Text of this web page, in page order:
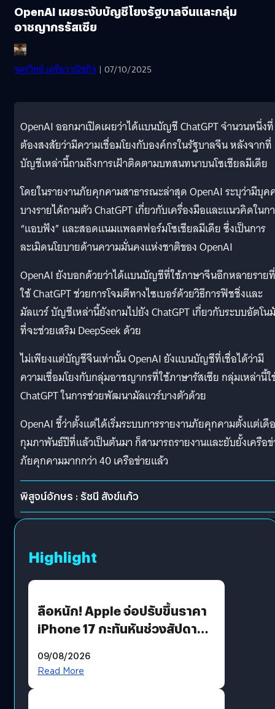
OpenAI เผยระงับบัญชีโยงรัฐบาลจีนและกลุ่ม
อาชญากรรัสเซีย
จตุรวิทย์ เครือวาณิชกิจ | 07/10/2025
OpenAI ออกมาเปิดเผยว่าได้แบนบัญชี ChatGPT จำนวนหนึ่งที่
ต้องสงสัยว่ามีความเชื่อมโยงกับองค์กรในรัฐบาลจีน หลังจากที่
บัญชีเหล่านี้ถามถึงการเฝ้าติดตามบทสนทนาบนโซเชียลมีเดีย
โดยในรายงานภัยคุกคามสาธารณะล่าสุด OpenAI ระบุว่ามีบุค
บางรายได้ถามตัว ChatGPT เกี่ยวกับเครื่องมือและแนวคิดในก
“แอบฟัง” และสอดแนมแพลตฟอร์มโซเชียลมีเดีย ซึ่งเป็นการ
ละเมิดนโยบายด้านความมั่นคงแห่งชาติของ OpenAI
OpenAI ยังบอกด้วยว่าได้แบนบัญชีที่ใช้ภาษาจีนอีกหลายรายที่
ใช้ ChatGPT ช่วยการโจมตีทางไซเบอร์ด้วยวิธีการฟิชชิ่งและ
มัลแวร์ บัญชีเหล่านี้ยังถามไปยัง ChatGPT เกี่ยวกับระบบอัตโน
ที่จะช่วยเสริม DeepSeek ด้วย
ไม่เพียงแต่บัญชีจีนเท่านั้น OpenAI ยังแบนบัญชีที่เชื่อได้ว่ามี
ความเชื่อมโยงกับกลุ่มอาชญากรที่ใช้ภาษารัสเซีย กลุ่มเหล่านี้ใ
ChatGPT ในการช่วยพัฒนามัลแวร์บางตัวด้วย
OpenAI ชี้ว่าตั้งแต่ได้เริ่มระบบการรายงานภัยคุกคามตั้งแต่เดื
กุมภาพันธ์ปีที่แล้วเป็นต้นมา ก็สามารถรายงานและยับยั้งเครือ
ภัยคุกคามมากกว่า 40 เครือข่ายแล้ว
พิสูจน์อักษร : รัชนี สังข์แก้ว
Highlight
ลือหนัก! Apple จ่อปรับขึ้นราคา
iPhone 17 กะทันหันช่วงสัปดาห์ที่
09/08/2026
Read More